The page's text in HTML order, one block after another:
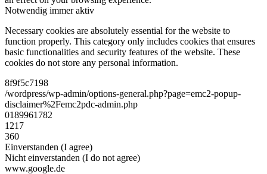
Notwendig immer aktiv
Necessary cookies are absolutely essential for the website to
function properly. This category only includes cookies that ensures
basic functionalities and security features of the website. These
cookies do not store any personal information.
8f9f5c7198
/wordpress/wp-admin/options-general.php?page=emc2-popup-
disclaimer%2Femc2pdc-admin.php
0189961782
1217
360
Einverstanden (I agree)
Nicht einverstanden (I do not agree)
www.google.de